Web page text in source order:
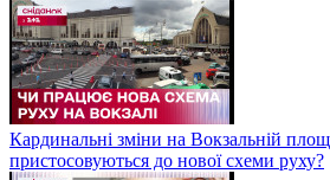
Кардинальні зміни на Вокзальній
пристосовуються до нової схеми руху?